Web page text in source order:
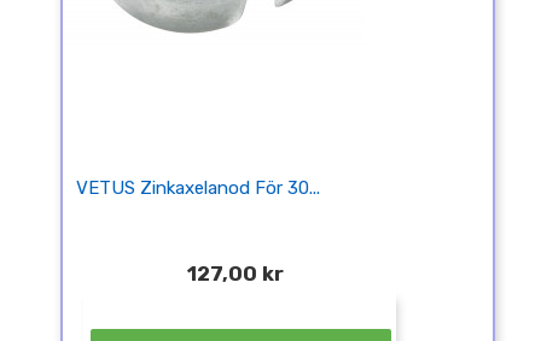
VETUS Zinkaxelanod För 30...
127,00 kr